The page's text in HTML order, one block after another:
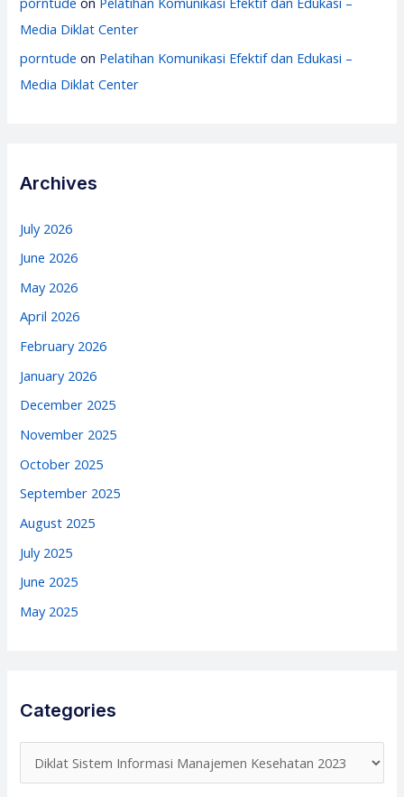
Media Diklat Center
porntude on Pelatihan Komunikasi Efektif dan Edukasi –
Media Diklat Center
Archives
July 2026
June 2026
May 2026
April 2026
February 2026
January 2026
December 2025
November 2025
October 2025
September 2025
August 2025
July 2025
June 2025
May 2025
Categories
a